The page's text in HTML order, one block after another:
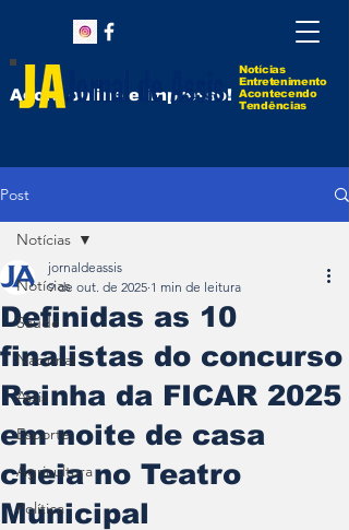
Notícias
Entretenimento
Acontecendo
Tendências
Agora online e impresso!
Post
Notícias
Saúde
Nacional
Assis
Esporte
Agricultura
Política
Notícias
Definidas as 10
finalistas do concurso
Rainha da FICAR 2025
em noite de casa
cheia no Teatro
Municipal
jornaldeassis
9 de out. de 2025 1 min de leitura